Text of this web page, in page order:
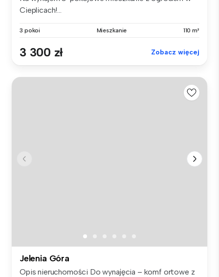
Cieplicach!...
3 pokoi Mieszkanie 110 m²
3 300 zł Zobacz więcej
Jelenia Góra
Opis nieruchomości Do wynajęcia – komf ortowe z